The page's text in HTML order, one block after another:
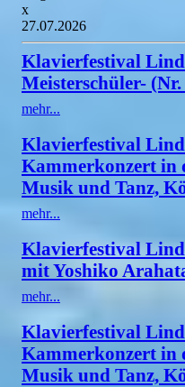
x
27.07.2026
Klavierfestival
Meisterschüler-
mehr...
Klavierfestival
Kammerkonzert in
Musik und Tanz,
mehr...
Klavierfestival
mit Yoshiko
mehr...
Klavierfestival
Kammerkonzert in
Musik und Tanz,